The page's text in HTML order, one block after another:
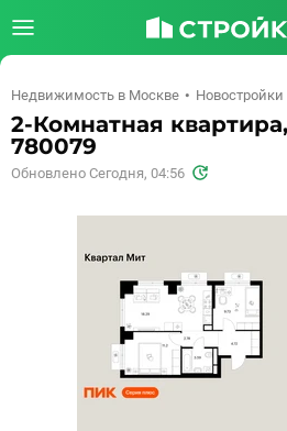
Недвижимость в Москве Новостройки
2-Комнатная квартира,
780079
Обновлено Сегодня, 04:56